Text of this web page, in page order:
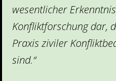
wesentlicher
Konfliktforschung dar,
Praxis ziviler
sind.“